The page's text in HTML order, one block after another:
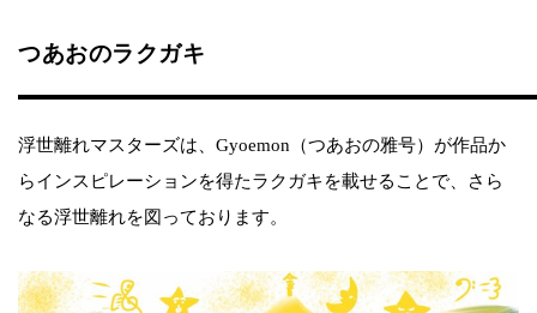
つあおのラクガキ
浮世離れマスターズは、Gyoemon（つあおの雅号）が作品か
らインスピレーションを得たラクガキを載せることで、さら
なる浮世離れを図っております。​​